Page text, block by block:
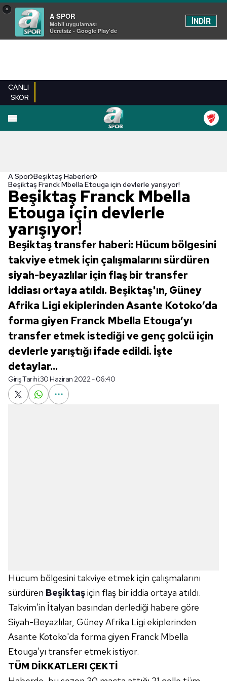
×
A SPOR
Mobil uygulaması
Ücretsiz - Google Play'de
İNDİR
CANLI
SKOR
A Spor Beşiktaş Haberleri
Beşiktaş Franck Mbella Etouga için devlerle yarışıyor!
Beşiktaş Franck Mbella
Etouga için devlerle
yarışıyor!
Beşiktaş transfer haberi: Hücum bölgesini
takviye etmek için çalışmalarını sürdüren
siyah-beyazlılar için flaş bir transfer
iddiası ortaya atıldı. Beşiktaş'ın, Güney
Afrika Ligi ekiplerinden Asante Kotoko’da
forma giyen Franck Mbella Etouga’yı
transfer etmek istediği ve genç golcü için
devlerle yarıştığı ifade edildi. İşte
detaylar...
Giriş Tarihi:30 Haziran 2022 - 06:40
Hücum bölgesini takviye etmek için çalışmalarını
sürdüren Beşiktaşiçin flaş bir iddia ortaya atıldı.
Takvim'in İtalyan basından derlediği habere göre
Siyah-Beyazlılar, Güney Afrika Ligi ekiplerinden
Asante Kotoko'da forma giyen Franck Mbella
Etouga'yı transfer etmek istiyor.
TÜM DİKKATLERI ÇEKTİ